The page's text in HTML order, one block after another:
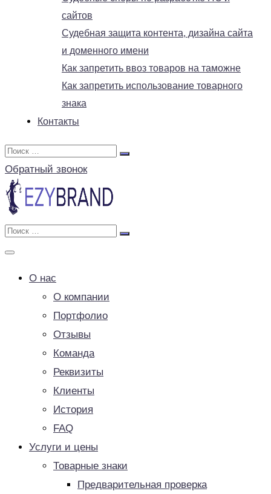
сайтов
Судебная защита контента, дизайна сайта
и доменного имени
Как запретить ввоз товаров на таможне
Как запретить использование товарного
знака
Контакты
Обратный звонок
О нас
О компании
Портфолио
Отзывы
Команда
Реквизиты
Клиенты
История
FAQ
Услуги и цены
Товарные знаки
Предварительная проверка